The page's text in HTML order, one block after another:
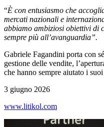
“È con entusiasmo che
mercati nazionali e
abbiamo ambiziosi obiettivi di
sempre più all’avanguardia”.
Gabriele Fagandini porta con
gestione delle vendite,
che hanno sempre aiutato i
3 giugno 2026
www.litikol.com